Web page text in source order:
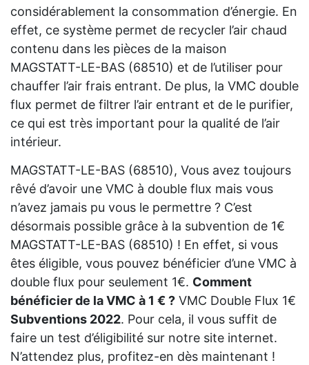
considérablement la consommation d’énergie. En
effet, ce système permet de recycler l’air chaud
contenu dans les pièces de la maison
MAGSTATT-LE-BAS (68510) et de l’utiliser pour
chauffer l’air frais entrant. De plus, la VMC double
flux permet de filtrer l’air entrant et de le purifier,
ce qui est très important pour la qualité de l’air
intérieur.
MAGSTATT-LE-BAS (68510), Vous avez toujours
rêvé d’avoir une VMC à double flux mais vous
n’avez jamais pu vous le permettre ? C’est
désormais possible grâce à la subvention de 1€
MAGSTATT-LE-BAS (68510) ! En effet, si vous
êtes éligible, vous pouvez bénéficier d’une VMC à
double flux pour seulement 1€. Comment
bénéficier de la VMC à 1 € ? VMC Double Flux 1€
Subventions 2022. Pour cela, il vous suffit de
faire un test d’éligibilité sur notre site internet.
N’attendez plus, profitez-en dès maintenant !